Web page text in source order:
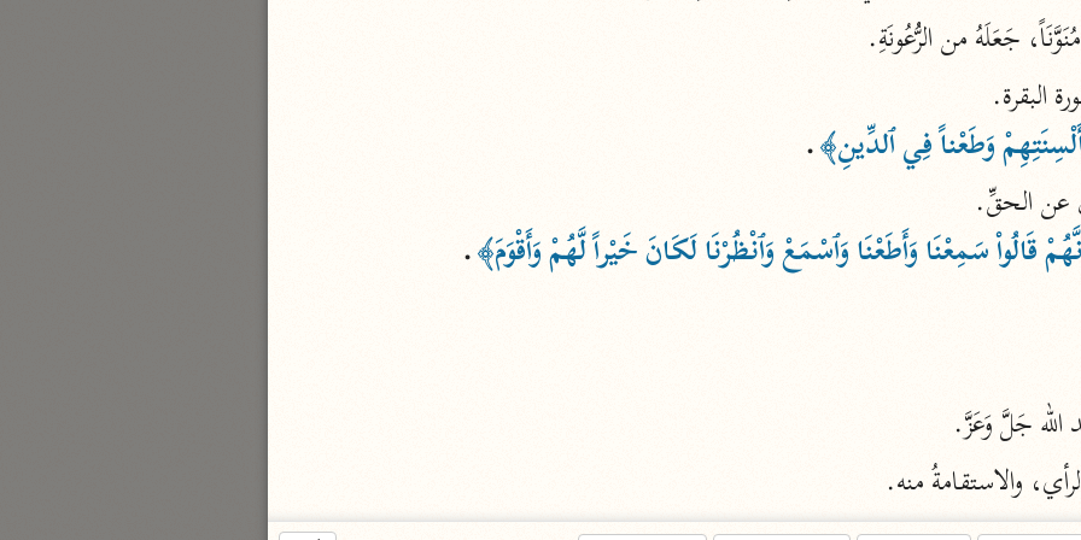
أخرى
محمد الأمين الشنقيطي (١٣٩٤ هـ)
نحو ١١ مجلدًا
نظم الدرر
البقاعي (٨٨٥ هـ)
لغة وبلاغة
نحو ٢٤ مجلدًا
جامع البيان
جَعَلَهُ من الرُّعُونَةِ.
البقرة.
وَطَعْناً فِي ٱلدِّينِ﴾.
عن الحقِّ.
قَالُواْ سَمِعْنَا وَأَطَعْنَا وَٱسْمَعْ وَٱنْظُرْنَا لَكَانَ خَيْراً لَّهُمْ وَأَقْوَمَ﴾.
جَلَّ وَعَزَّ.
والاستقامةُ منه.